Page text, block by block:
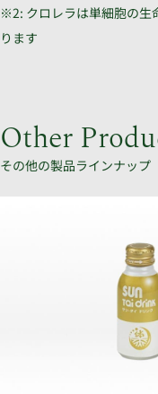
※2: クロレラは単細胞の生
ります
Other
その他の製品ラインナップ